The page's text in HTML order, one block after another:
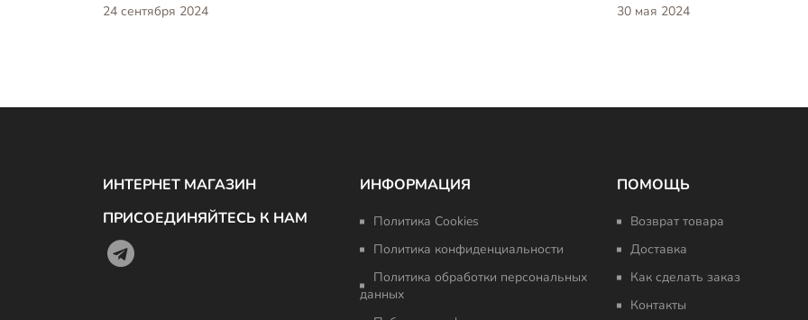
24 сентября 2024
30 мая 2024
ИНТЕРНЕТ МАГАЗИН
ПРИСОЕДИНЯЙТЕСЬ К НАМ
ИНФОРМАЦИЯ
Политика Cookies
Политика конфиденциальности
Политика обработки персональных
данных
ПОМОЩЬ
Возврат товара
Доставка
Как сделать заказ
Контакты